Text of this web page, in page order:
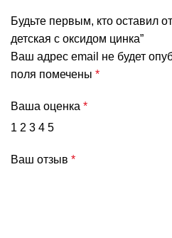
Будьте первым, кто оставил
детская с оксидом цинка”
Ваш адрес email не будет
поля помечены *
Ваша оценка *
1 2 3 4 5
Ваш отзыв *